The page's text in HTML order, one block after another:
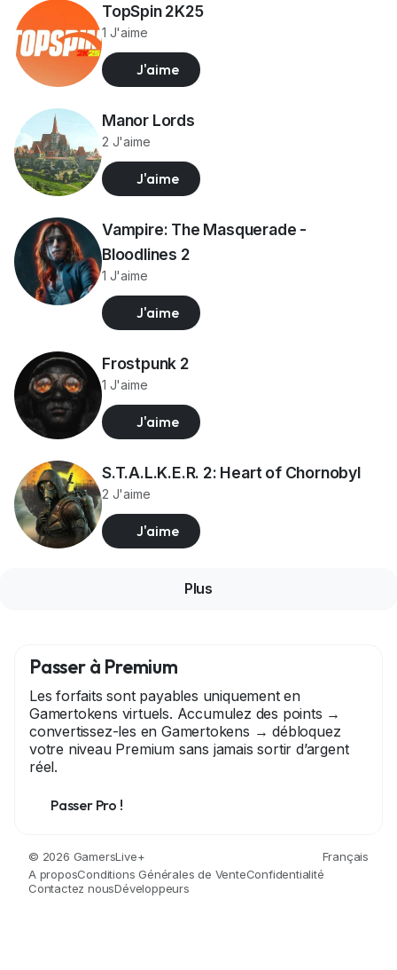
TopSpin 2K25
1 J'aime
J'aime
Manor Lords
2 J'aime
J'aime
Vampire: The Masquerade -
Bloodlines 2
1 J'aime
J'aime
Frostpunk 2
1 J'aime
J'aime
S.T.A.L.K.E.R. 2: Heart of Chornobyl
2 J'aime
J'aime
Plus
Passer à Premium
Les forfaits sont payables uniquement en
Gamertokens virtuels. Accumulez des points →
convertissez-les en Gamertokens → débloquez
votre niveau Premium sans jamais sortir d’argent
réel.
Passer Pro !
© 2026 GamersLive+
Français
A proposConditions Générales de VenteConfidentialité
Contactez nousDéveloppeurs